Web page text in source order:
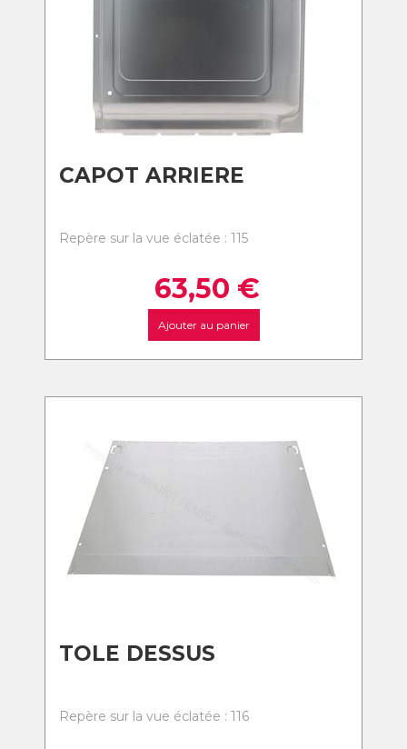
CAPOT ARRIERE
Repère sur la vue éclatée : 115
63,50 €
Ajouter au panier
TOLE DESSUS
Repère sur la vue éclatée : 116